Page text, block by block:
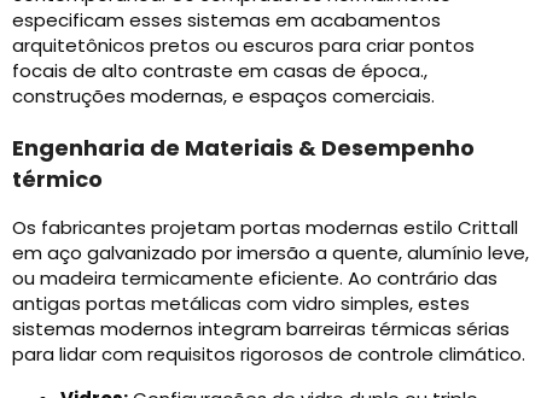
especificam esses sistemas em acabamentos
arquitetônicos pretos ou escuros para criar pontos
focais de alto contraste em casas de época.,
construções modernas, e espaços comerciais.
Engenharia de Materiais & Desempenho
térmico
Os fabricantes projetam portas modernas estilo Crittall
em aço galvanizado por imersão a quente, alumínio leve,
ou madeira termicamente eficiente. Ao contrário das
antigas portas metálicas com vidro simples, estes
sistemas modernos integram barreiras térmicas sérias
para lidar com requisitos rigorosos de controle climático.